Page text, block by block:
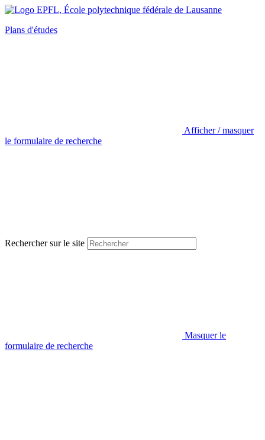
Plans d'études
Afficher / masquer
le formulaire de recherche
Rechercher sur le site
Masquer le
formulaire de recherche